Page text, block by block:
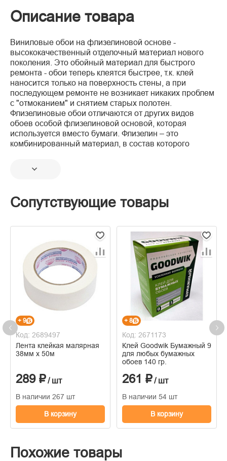
Описание товара
Виниловые обои на флизелиновой основе -
высококачественный отделочный материал нового
поколения. Это обойный материал для быстрого
ремонта - обои теперь клеятся быстрее, т.к. клей
наносится только на поверхность стены, а при
последующем ремонте не возникает никаких проблем
с "отмоканием" и снятием старых полотен.
Флизелиновые обои отличаются от других видов
обоев особой флизелиновой основой, которая
используется вместо бумаги. Флизелин – это
комбинированный материал, в состав которого
Сопутствующие товары
+ 9
Код: 2689497
Лента клейкая малярная
38мм х 50м
289 ₽/ шт
В наличии 267 шт
В корзину
+ 8
Код: 2671173
Клей Goodwik Бумажный 9
для любых бумажных
обоев 140 гр.
261 ₽/ шт
В наличии 54 шт
В корзину
Похожие товары